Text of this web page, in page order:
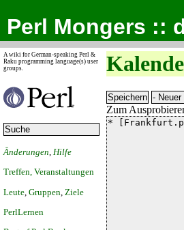
Perl Mongers ::
A wiki for German-speaking Perl &
Raku programming language(s) user
groups.
Änderungen Hilfe
Treffen, Veranstaltungen
Leute Gruppen Ziele
PerlLernen
Zum